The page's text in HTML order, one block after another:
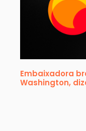
Embaixadora
Washington,